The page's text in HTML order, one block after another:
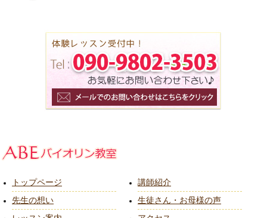
トップページ
先生の想い
講師紹介
生徒さん・お母様の声